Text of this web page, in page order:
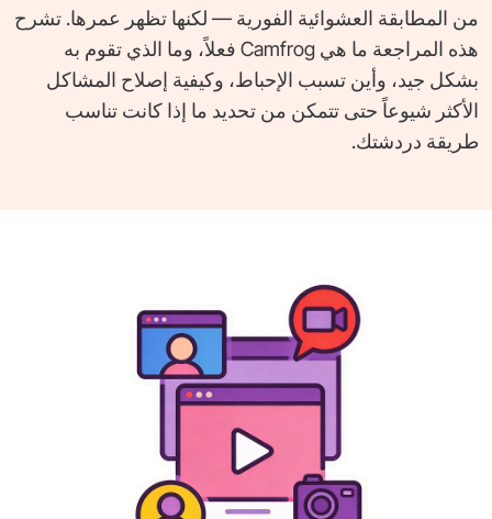
من المطابقة العشوائية الفورية — لكنها تظهر عمرها. تشرح
هذه المراجعة ما هي Camfrog فعلاً، وما الذي تقوم به
بشكل جيد، وأين تسبب الإحباط، وكيفية إصلاح المشاكل
الأكثر شيوعاً حتى تتمكن من تحديد ما إذا كانت تناسب
طريقة دردشتك.